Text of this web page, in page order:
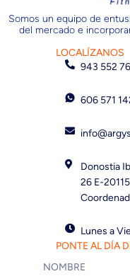
Somos un equipo de
del mercado e
LOCALÍZANOS
943 552
606 571
Donostia
26 E-
Lunes a
PONTE AL DÍA